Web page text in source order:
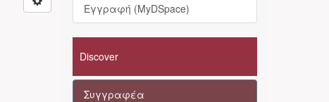
Εγγραφή (MyDSpace)
Discover
Συγγραφέα